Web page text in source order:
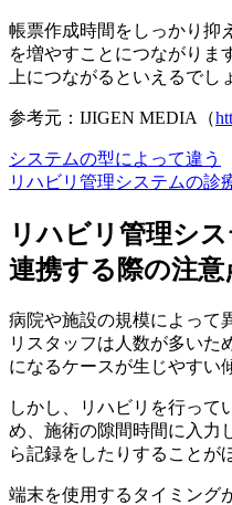
帳票作成時間をしっかり抑
を増やすことにつながりま
上につながるといえるでし
参考元：IJIGEN MEDIA（
システムの型によって違う
リハビリ管理システムの診
リハビリ管理シ
連携する際の注意
病院や施設の規模によって
リスタッフは人数が多いた
になるケースが生じやすい
しかし、リハビリを行って
め、施術の隙間時間に入力
ら記録をしたりすることが
端末を使用するタイミング